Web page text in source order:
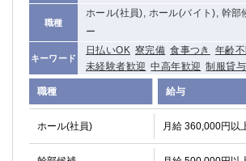
職種
ホール(社員), ホール(バイト), 幹部
ー
キーワード
日払いOK 寮完備 食事つき 年齢
未経験者歓迎 中高年歓迎 制服貸与
職種 給与
ホール(社員) 月給 360,000円以
桜木町
埼玉県
大宮
南越谷
志木
川越
獨協大学前＜草加松原＞
北浦和（西口）